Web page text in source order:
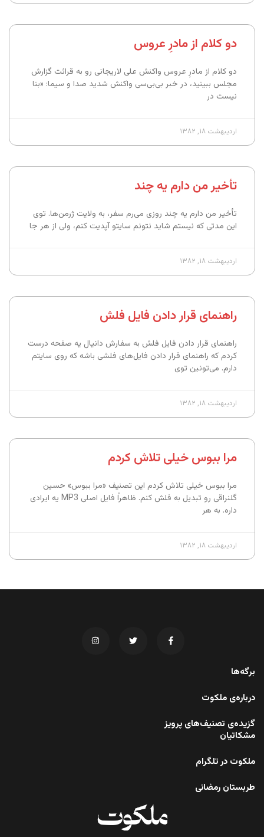
دو کلام از مادرِ عروس
دو کلام از مادرِ عروس واکنش علی لاریجانی رو به قرائت گزارش
مجلس ببینید، در خبر بی‌بی‌سی واکنش شدید صدا و سیما: «بنا
نیست‎‎ در
اردیبهشت ۱۸, ۱۳۸۲
تأخیر من دارم یه چند
تأخیر من دارم یه چند روزی می‌رم سفر، به ولایت ژرمن‌ها. توی
این مدتی که نیستم شاید نتونم سایتو آپدیت کنم، ولی از هر جا
اردیبهشت ۱۸, ۱۳۸۲
راهنمای قرار دادن فایل فلش
راهنمای قرار دادن فایل فلش به سفارش دانیال یه صفحه درست
کردم که راهنمای قرار دادن فایل‌های فلشی باشه که روی سایتم
دارم. می‌تونین توی
اردیبهشت ۱۸, ۱۳۸۲
مرا ببوس خیلی تلاش کردم
مرا ببوس خیلی تلاش کردم این تصنیف «مرا ببوس» حسین
گلنراقی رو تبدیل به فلش کنم. ظاهراً فایل اصلی MP3 یه ایرادی
داره. به هر
اردیبهشت ۱۸, ۱۳۸۲
برگه‌ها
درباره‌ی ملکوت
گزیده‌ی تصنیف‌های پرویز
مشکاتیان
ملکوت در تلگرام
طربستان رمضانی